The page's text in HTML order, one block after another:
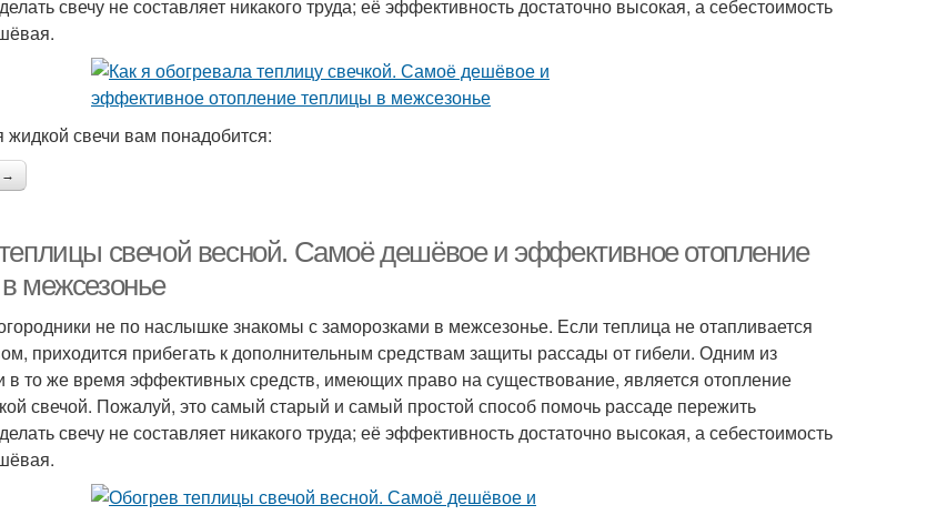
свечу не составляет никакого труда; её эффективность достаточно высокая, а себестоимость
жидкой свечи вам понадобится:
→
свечой весной. Самоё дешёвое и эффективное отопление
межсезонье
не по наслышке знакомы с заморозками в межсезонье. Если теплица не отапливается
приходится прибегать к дополнительным средствам защиты рассады от гибели. Одним из
в то же время эффективных средств, имеющих право на существование, является отопление
свечой. Пожалуй, это самый старый и самый простой способ помочь рассаде пережить
свечу не составляет никакого труда; её эффективность достаточно высокая, а себестоимость